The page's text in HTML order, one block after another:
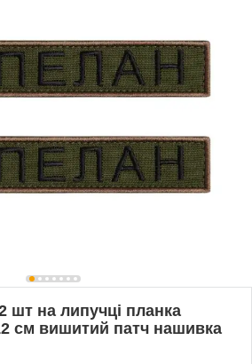
шт на липучці планка
см вишитий патч нашивка